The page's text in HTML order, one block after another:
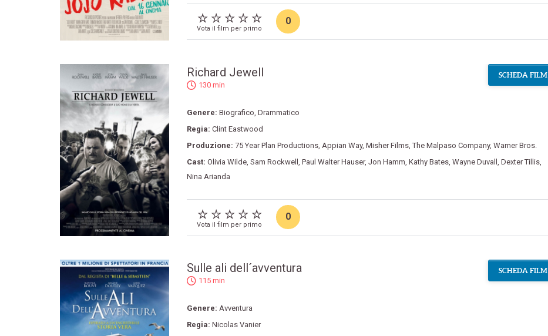
Vota il film per primo
0
Richard Jewell
130 min
Genere: Biografico, Drammatico
Regia: Clint Eastwood
Produzione: 75 Year Plan Productions, Appian Way, Misher Films,The Malpaso Company, Warner Bros.
Cast: Olivia Wilde, Sam Rockwell , Paul Walter Hauser, Jon Hamm, Kathy Bates, Wayne Duvall , Dexter Tillis,
Nina Arianda
SCHEDA FILM
Vota il film per primo
0
Sulle ali dell´avventura
115 min
Genere: Avventura
Regia: Nicolas Vanier
SCHEDA FILM